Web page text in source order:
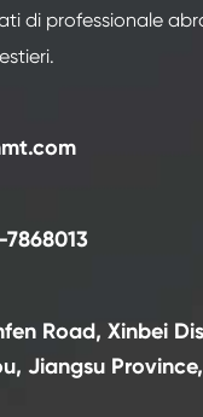
di professionale
Road, Xinbei
Jiangsu